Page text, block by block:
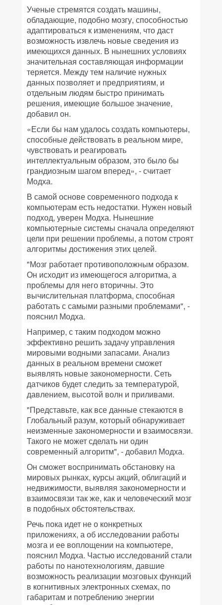
Ученые стремятся создать машины,
обладающие, подобно мозгу, способностью
адаптироваться к изменениям, что даст
возможность извлечь новые сведения из
имеющихся данных. В нынешних условиях
значительная составляющая информации
теряется. Между тем наличие нужных
данных позволяет и предприятиям, и
отдельным людям быстро принимать
решения, имеющие большое значение,
добавил он.
«Если бы нам удалось создать компьютеры,
способные действовать в реальном мире,
чувствовать и реагировать
интеллектуальным образом, это было бы
грандиозным шагом вперед», - считает
Модха.
В самой основе современного подхода к
компьютерам есть недостатки. Нужен новый
подход, уверен Модха. Нынешние
компьютерные системы сначала определяют
цели при решении проблемы, а потом строят
алгоритмы достижения этих целей.
"Мозг работает противоположным образом.
Он исходит из имеющегося алгоритма, а
проблемы для него вторичны. Это
вычислительная платформа, способная
работать с самыми разными проблемами", -
пояснил Модха.
Например, с таким подходом можно
эффективно решить задачу управления
мировыми водными запасами. Анализ
данных в реальном времени сможет
выявлять новые закономерности. Сеть
датчиков будет следить за температурой,
давлением, высотой волн и приливами.
"Представьте, как все данные стекаются в
Глобальный разум, который обнаруживает
неизменные закономерности и взаимосвязи.
Такого не может сделать ни один
современный алгоритм", - добавил Модха.
Он сможет воспринимать обстановку на
мировых рынках, курсы акций, облигаций и
недвижимости, выявляя закономерности и
взаимосвязи так же, как и человеческий мозг
в подобных обстоятельствах.
Речь пока идет не о конкретных
приложениях, а об исследовании работы
мозга и ее воплощении на компьютере,
пояснил Модха. Частью исследований стали
работы по нанотехнологиям, давшие
возможность реализации мозговых функций
в когнитивных электронных схемах, по
габаритам и потреблению энергии